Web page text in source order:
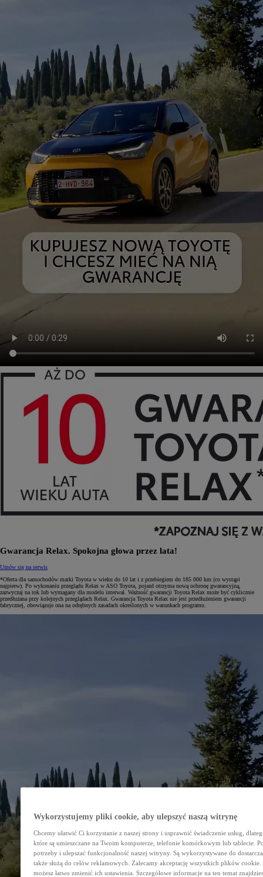
Gwarancja Relax. Spokojna głowa przez lata!
Umów się na serwis
*Oferta dla samochodów marki Toyota w wieku do 10 lat i z przebiegiem do 185 000 km (co wystąpi
najpierw). Po wykonaniu przeglądu Relax w ASO Toyota, pojazd otrzyma nową ochronę gwarancyjną,
zazwyczaj na rok lub wymagany dla modelu interwał. Ważność gwarancji Toyota Relax może być cyklicznie
przedłużana przy kolejnych przeglądach Relax. Gwarancja Toyota Relax nie jest przedłużeniem gwarancji
fabrycznej, obowiązuje ona na odrębnych zasadach określonych w warunkach programu.
Wykorzystujemy pliki cookie, aby ulepszyć naszą witrynę
Chcemy ułatwić Ci korzystanie z naszej strony i usprawnić świadczenie usług,
które są umieszczane na Twoim komputerze, telefonie komórkowym lub tablecie.
potrzeby i ulepszać funkcjonalność naszej witryny. Są wykorzystywane do
także służą do celów reklamowych. Zalecamy akceptację wszystkich plików
możesz łatwo zmienić ich ustawienia. Szczegółowe informacje na ten temat